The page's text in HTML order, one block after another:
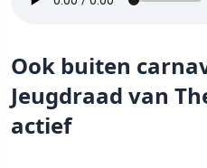
Ook buiten
Jeugdraad van
actief